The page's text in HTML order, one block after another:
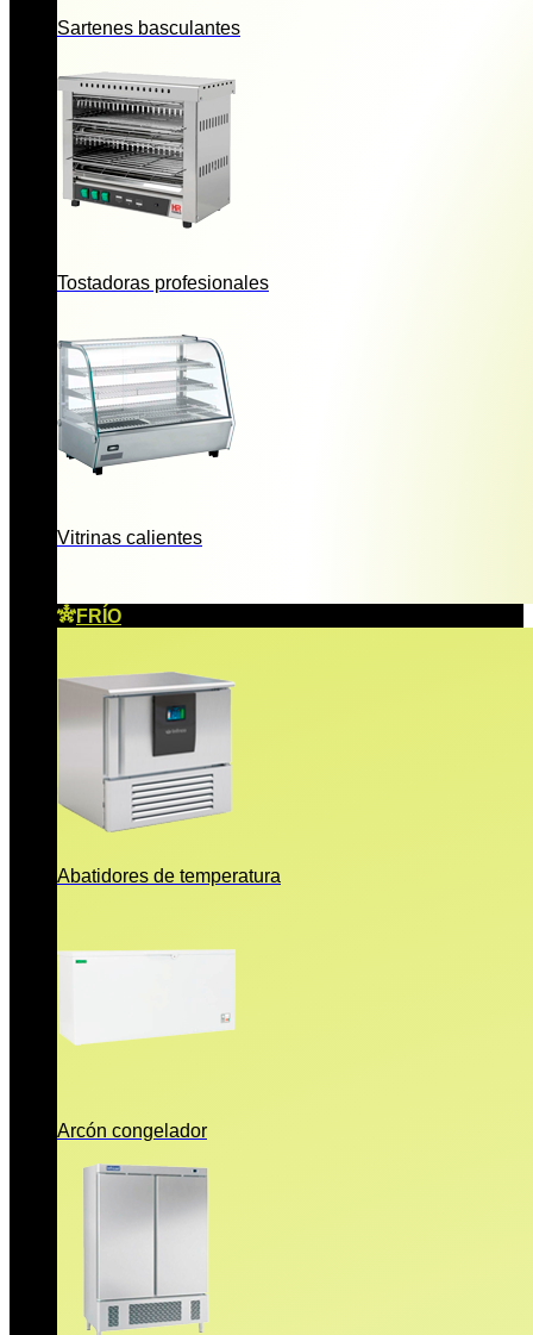
Sartenes basculantes
Tostadoras profesionales
Vitrinas calientes
FRÍO
Abatidores de temperatura
Arcón congelador